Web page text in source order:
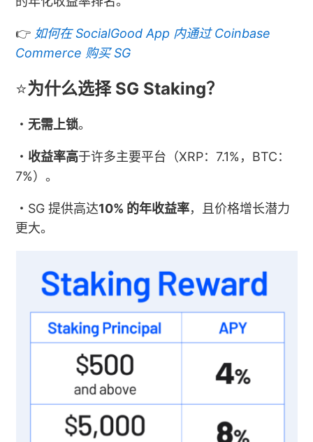
👉 如何在 SocialGood App 内通过 Coinbase
Commerce 购买 SG
⭐为什么选择 SG Staking？
・ 无需上锁。
・ 收益率高于许多主要平台（XRP：7.1%，BTC：
7%）。
・SG 提供高达10% 的年收益率，且价格增长潜力
更大。